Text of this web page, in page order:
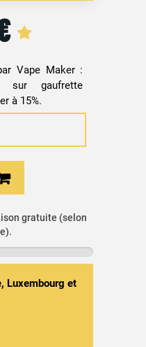
Vape Maker :
sur gaufrette
à 15%.
gratuite (selon
Luxembourg et